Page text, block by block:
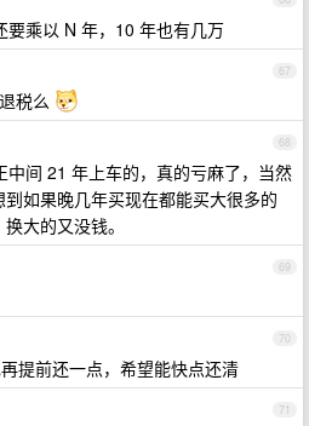
要乘以 N 年，10 年也有几万
67
税么
68
中间 21 年上车的，真的亏麻了，当然
如果晚几年买现在都能买大很多的
大的又没钱。
69
70
提前还一点，希望能快点还清
71